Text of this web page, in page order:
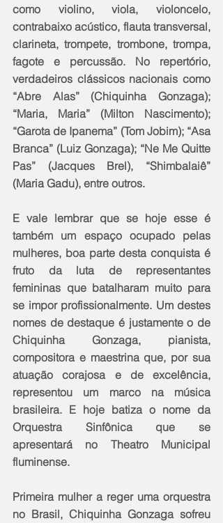
como violino, viola, violoncelo,
contrabaixo acústico, flauta transversal,
clarineta, trompete, trombone, trompa,
fagote e percussão. No repertório,
verdadeiros clássicos nacionais como
“Abre Alas” (Chiquinha Gonzaga);
“Maria, Maria” (Milton Nascimento);
“Garota de Ipanema” (Tom Jobim); “Asa
Branca” (Luiz Gonzaga); “Ne Me Quitte
Pas” (Jacques Brel), “Shimbalaiê”
(Maria Gadu), entre outros.
E vale lembrar que se hoje esse é
também um espaço ocupado pelas
mulheres, boa parte desta conquista é
fruto da luta de representantes
femininas que batalharam muito para
se impor profissionalmente. Um destes
nomes de destaque é justamente o de
Chiquinha Gonzaga, pianista,
compositora e maestrina que, por sua
atuação corajosa e de excelência,
representou um marco na música
brasileira. E hoje batiza o nome da
Orquestra Sinfônica que se
apresentará no Theatro Municipal
fluminense.
Primeira mulher a reger uma orquestra
no Brasil, Chiquinha Gonzaga sofreu